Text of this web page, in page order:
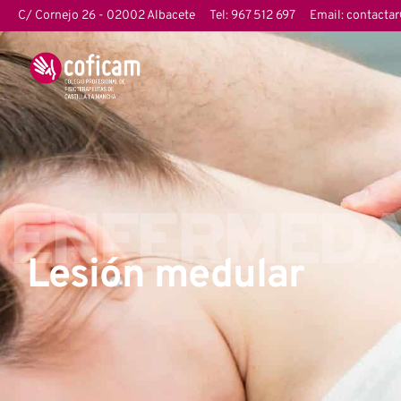
C/ Cornejo 26 - 02002 Albacete Tel: 967 512 697 Email:
Lesión medular